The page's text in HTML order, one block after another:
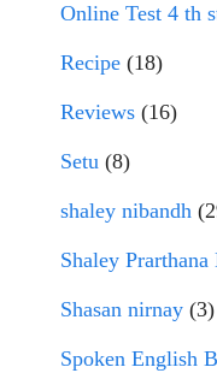
Online Test 4 th
Recipe (18)
Reviews (16)
Setu (8)
shaley nibandh
Shaley Prarthana
Shasan nirnay (3)
Spoken English